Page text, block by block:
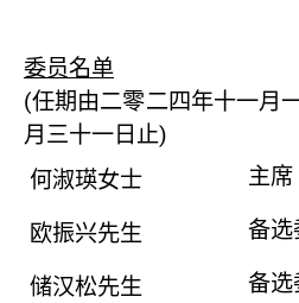
财经事务及库务局
财经事务科
库务科
委员名单
(任期由二零二四年十一月
月三十一日止)
何淑瑛女士
主席
欧振兴先生 备选
储汉松先生 备选